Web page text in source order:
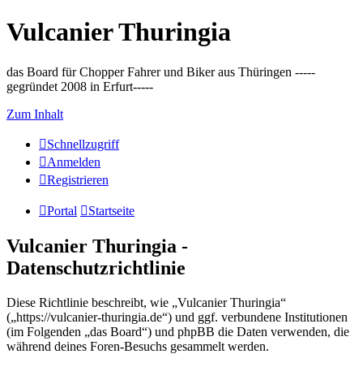
Vulcanier Thuringia
das Board für Chopper Fahrer und Biker aus Thüringen -----
gegründet 2008 in Erfurt-----
Zum Inhalt
Schnellzugriff
Anmelden
Registrieren
Portal Startseite
Vulcanier Thuringia -
Datenschutzrichtlinie
Diese Richtlinie beschreibt, wie „Vulcanier Thuringia“
(„https://vulcanier-thuringia.de“) und ggf. verbundene Institutionen
(im Folgenden „das Board“) und phpBB die Daten verwenden, die
während deines Foren-Besuchs gesammelt werden.